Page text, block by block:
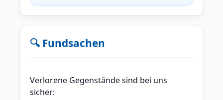
🔍 Fundsachen
Verlorene Gegenstände sind bei uns
sicher: